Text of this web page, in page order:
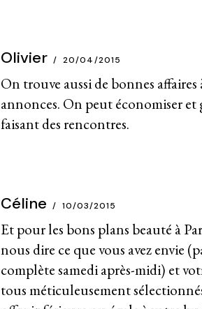
Olivier 20/04/2015
On trouve aussi de bonnes affaires
annonces. On peut économiser et
faisant des rencontres.
Céline 10/03/2015
Et pour les bons plans beauté à
nous dire ce que vous avez envie
complète samedi après-midi) et
tous méticuleusement